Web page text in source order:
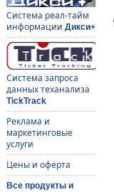
Система реал-тайм
информации Дикси+
Система запроса
данных теханализа
TickTrack
Реклама и
маркетинговые
услуги
Цены и оферта
Все продукты и